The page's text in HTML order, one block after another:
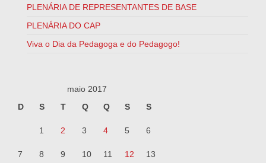
PLENÁRIA DE REPRESENTANTES DE BASE
PLENÁRIA DO CAP
Viva o Dia da Pedagoga e do Pedagogo!
maio 2017
D
S T Q Q S S
1 2 3 4 5 6
7 8 9 10 11 12 13